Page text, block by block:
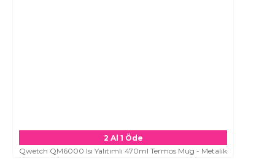
2 Al 1 Öde
Qwetch QM6000 Isı Yalıtımlı 470ml Termos Mug - Metalik